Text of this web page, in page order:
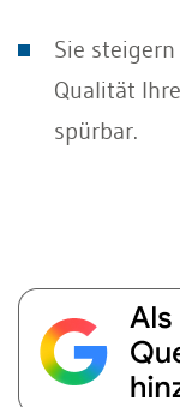
Sie
Qualität
spürbar.